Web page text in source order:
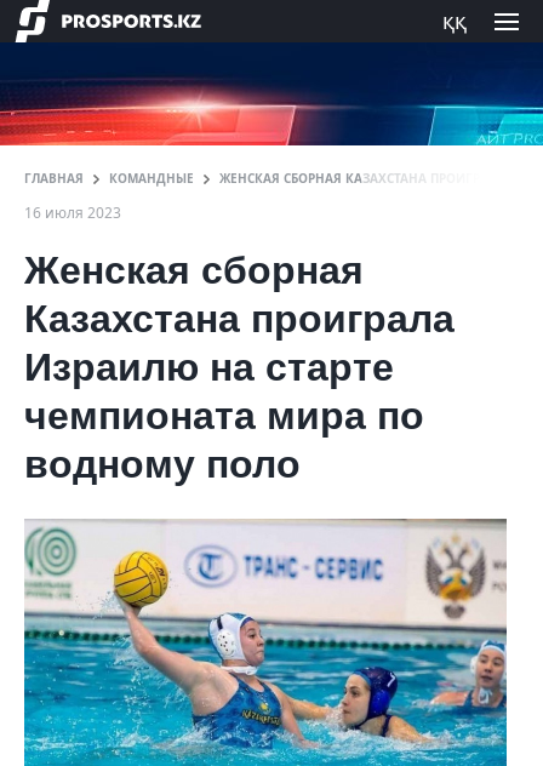
ққ
ГЛАВНАЯ КОМАНДНЫЕ ЖЕНСКАЯ СБОРНАЯ КАЗАХСТАНА ПРОИГРАЛА
16 июля 2023
Женская сборная
Казахстана проиграла
Израилю на старте
чемпионата мира по
водному поло